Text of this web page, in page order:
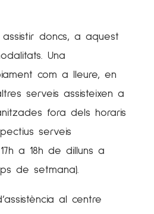
assistir doncs, a aquest
Una
com a lleure, en
serveis assisteixen a
fora dels horaris
serveis
a 18h de dilluns a
de setmana).
al centre